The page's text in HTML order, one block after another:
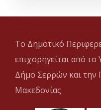
Το Δημοτικό
επιχορηγείται από
Δήμο Σερρών και την
Μακεδονίας